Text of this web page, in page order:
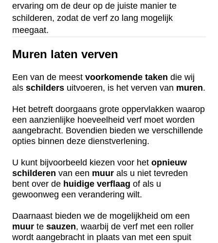
ervaring om de deur op de juiste manier te
schilderen, zodat de verf zo lang mogelijk
meegaat.
Muren laten verven
Een van de meest voorkomende taken die wij
als schilders uitvoeren, is het verven van muren.
Het betreft doorgaans grote oppervlakken waarop
een aanzienlijke hoeveelheid verf moet worden
aangebracht. Bovendien bieden we verschillende
opties binnen deze dienstverlening.
U kunt bijvoorbeeld kiezen voor het opnieuw
schilderen van een muur als u niet tevreden
bent over de huidige verflaag of als u
gewoonweg een verandering wilt.
Daarnaast bieden we de mogelijkheid om een
muur te sauzen, waarbij de verf met een roller
wordt aangebracht in plaats van met een spuit